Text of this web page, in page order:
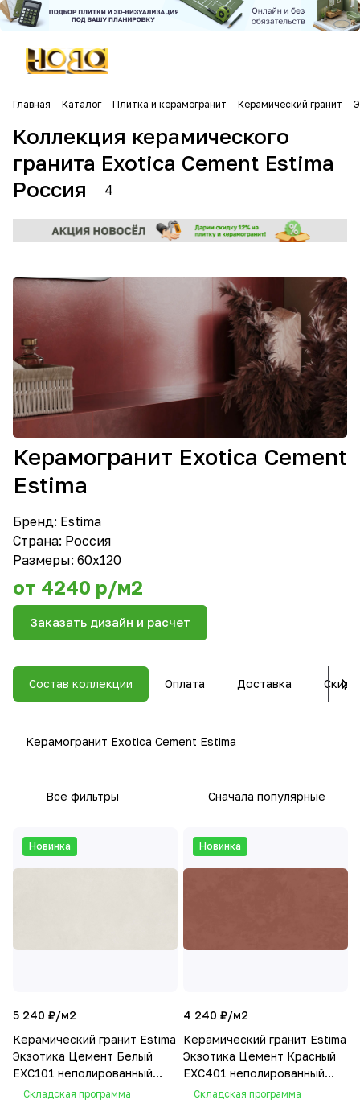
Главная Каталог Плитка и керамогранит Керамический гранит
Коллекция керамического
гранита Exotica Cement Estima
Россия
4
Керамогранит Exotica Cement
Estima
Бренд: Estima
Страна: Россия
Размеры: 60х120
от 4240 р/м2
Заказать дизайн и расчет
Состав коллекции Оплата Доставка
Керамогранит Exotica Cement Estima
Все фильтры Сначала популярные
Новинка
5 240 ₽/м2
Керамический гранит Estima
Экзотика Цемент Белый
EXC101 неполированный
60x120x9
Складская программа
Новинка
4 240 ₽/м2
Керамический гранит Estima
Экзотика Цемент Красный
EXC401 неполированный
60x120x9
Складская программа